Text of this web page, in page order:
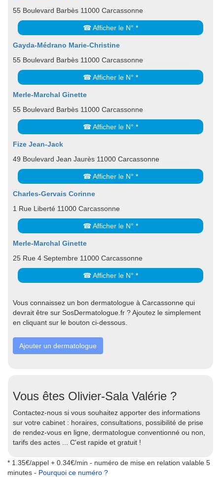
55 Boulevard Barbès 11000 Carcassonne
☎ Afficher le N° *
Gayda-Médrano Marie-Christine
55 Boulevard Barbès 11000 Carcassonne
☎ Afficher le N° *
Merle-Marchal Ginette
55 Boulevard Barbès 11000 Carcassonne
☎ Afficher le N° *
Fize Jean-Jack
49 Boulevard Jean Jaurès 11000 Carcassonne
☎ Afficher le N° *
Charles-Gervais Corinne
1 Rue Liberté 11000 Carcassonne
☎ Afficher le N° *
Merle-Marchal Ginette
25 Rue 4 Septembre 11000 Carcassonne
☎ Afficher le N° *
Vous connaissez un bon dermatologue à Carcassonne qui
devrait être sur SosDermatologue.fr ? Ajoutez le simplement
en cliquant sur le bouton ci-dessous.
Ajouter un dermatologue
Vous êtes Olivier-Sala Valérie ?
Contactez-nous si vous souhaitez apporter des informations
sur votre cabinet : horaires, consultations, possibilité de prise
de rendez-vous en ligne, dermatologue conventionné ou non,
tarifs des actes ... C'est rapide et gratuit !
* 1.35€/appel + 0.34€/min - numéro de mise en relation valable 5
minutes - Pourquoi ce numéro ?